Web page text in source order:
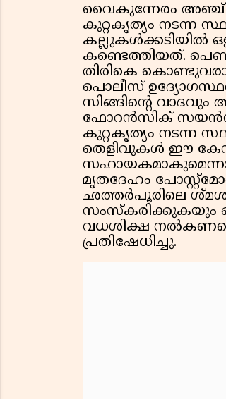
വൈകുന്നേരം അഞ്ച്
കുറ്റകൃത്യം നടന്ന
കല്ലുകൾക്കടിയിൽ
കണ്ടെത്തിയത്.
തിരികെ
പൊലീസ്
സിങ്ങിൻ്റെ
ഫോറൻസിക് സയൻസ്
കുറ്റകൃത്യം നടന്ന
തെളിവുകൾ ഈ
മൃതദേഹം
ഛത്തർപൂരിലെ
സംസ്കരിക്കുകയും
വധശിക്ഷ
പ്രതിഷേധിച്ചു.